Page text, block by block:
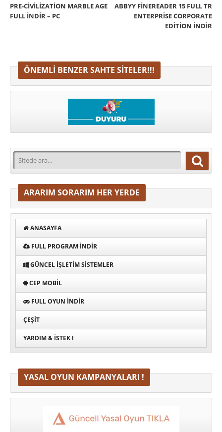
PRE-CIVILIZATION MARBLE AGE
FULL İNDIR – PC
ABBYY FINEREADER 15 FULL TR
ENTERPRISE CORPORATE
EDITION İNDIR
ÖNEMLI BENZER SAHTE SITELER!!!
ARARIM SORARIM HER YERDE
ANASAYFA
FULL PROGRAM INDIR
GÜNCEL İŞLETIM SISTEMLER
CEP MOBIL
FULL OYUN İNDIR
ÇEŞIT
YARDIM & İSTEK !
YASAL OYUN KAMPANYALARI !